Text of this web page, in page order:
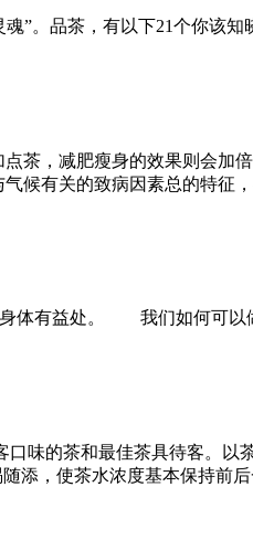
”。品茶，有以下21个你
茶，减肥瘦身的效果则会加
候有关的致病因素总的特征
体有益处。 我们如何可以
的茶和最佳茶具待客。以
添，使茶水浓度基本保持前